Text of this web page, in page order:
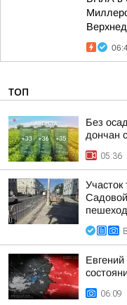
ТОП
Без
дончан
05:36
06:09